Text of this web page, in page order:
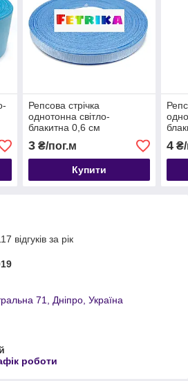
Репсова стрічка
однотонна світло-
блакитна 0,6 см
3₴/пог.м
Купити
4 ₴/
відгуків за рік
71, Дніпро, Україна
роботи